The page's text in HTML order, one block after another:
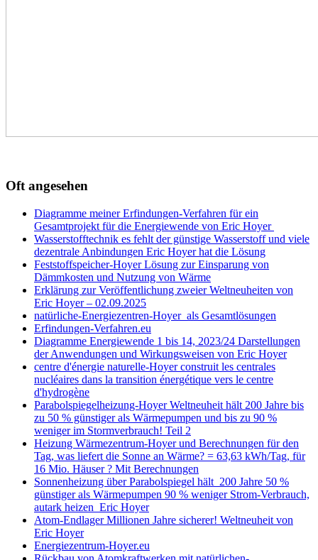
Oft angesehen
Diagramme meiner Erfindungen-Verfahren für ein
Gesamtprojekt für die Energiewende von Eric Hoyer
Wasserstofftechnik es fehlt der günstige Wasserstoff und viele
dezentrale Anbindungen Eric Hoyer hat die Lösung
Feststoffspeicher-Hoyer Lösung zur Einsparung von
Dämmkosten und Nutzung von Wärme
Erklärung zur Veröffentlichung zweier Weltneuheiten von
Eric Hoyer – 02.09.2025
natürliche-Energiezentren-Hoyer als Gesamtlösungen
Erfindungen-Verfahren.eu
Diagramme Energiewende 1 bis 14, 2023/24 Darstellungen
der Anwendungen und Wirkungsweisen von Eric Hoyer
centre d'énergie naturelle-Hoyer construit les centrales
nucléaires dans la transition énergétique vers le centre
d'hydrogène
Parabolspiegelheizung-Hoyer Weltneuheit hält 200 Jahre bis
zu 50 % günstiger als Wärmepumpen und bis zu 90 %
weniger im Stormverbrauch! Teil 2
Heizung Wärmezentrum-Hoyer und Berechnungen für den
Tag, was liefert die Sonne an Wärme? = 63,63 kWh/Tag, für
16 Mio. Häuser ? Mit Berechnungen
Sonnenheizung über Parabolspiegel hält 200 Jahre 50 %
günstiger als Wärmepumpen 90 % weniger Strom-Verbrauch,
autark heizen Eric Hoyer
Atom-Endlager Millionen Jahre sicherer! Weltneuheit von
Eric Hoyer
Energiezentrum-Hoyer.eu